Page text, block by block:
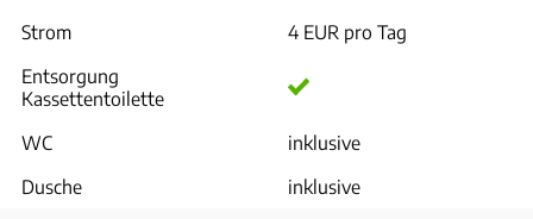
Strom
4 EUR pro Tag
Entsorgung
Kassettentoilette
WC
inklusive
Dusche
inklusive